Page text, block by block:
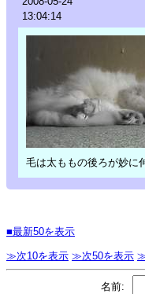
13:04:14
毛は太ももの後ろが妙に
■最新50を表示
≫次10を表示 ≫次50を表示 ≫
名前: